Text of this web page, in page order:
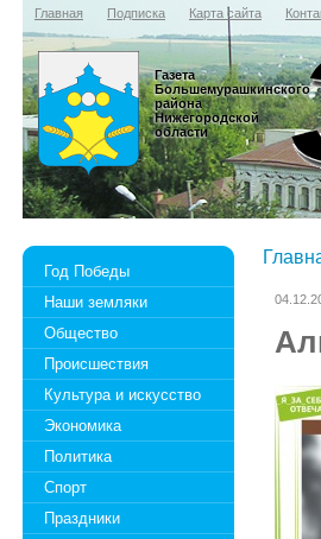
Главная Подписка Карта сайта
Газета
Большемурашкинского
района
Нижегородской
области
Год Победы
Наши земляки
Общество
Происшествия
Культура и искусство
Экономика
Политика
Спорт
Праздники